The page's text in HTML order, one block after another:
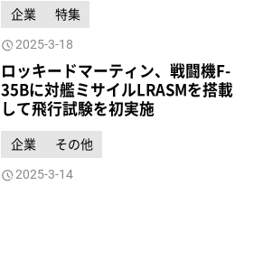
企業 特集
2025-3-18
ロッキードマーティン、戦闘機F-
35Bに対艦ミサイルLRASMを搭載
して飛行試験を初実施
企業 その他
2025-3-14